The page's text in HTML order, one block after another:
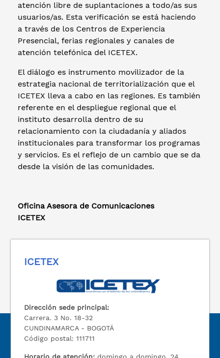
atención libre de suplantaciones a todo/as sus
usuarios/as. Esta verificación se está haciendo
a través de los Centros de Experiencia
Presencial, ferias regionales y canales de
atención telefónica del ICETEX.
El diálogo es instrumento movilizador de la
estrategia nacional de territorialización que el
ICETEX lleva a cabo en las regiones. Es también
referente en el despliegue regional que el
instituto desarrolla dentro de su
relacionamiento con la ciudadanía y aliados
institucionales para transformar los programas
y servicios. Es el reflejo de un cambio que se da
desde la visión de las comunidades.
Oficina Asesora de Comunicaciones
ICETEX
ICETEX
Dirección sede principal:
Carrera. 3 No. 18-32
CUNDINAMARCA - BOGOTÁ
Código postal: 111711